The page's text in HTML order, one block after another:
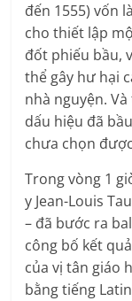
đến 1555) vốn
cho thiết lập
đốt phiếu bầu,
thể gây hư hại
nhà nguyện.
dấu hiệu đã
chưa chọn
Trong vòng 1
y Jean-Louis
– đã bước ra
công bố kết
của vị tân giáo
bằng tiếng